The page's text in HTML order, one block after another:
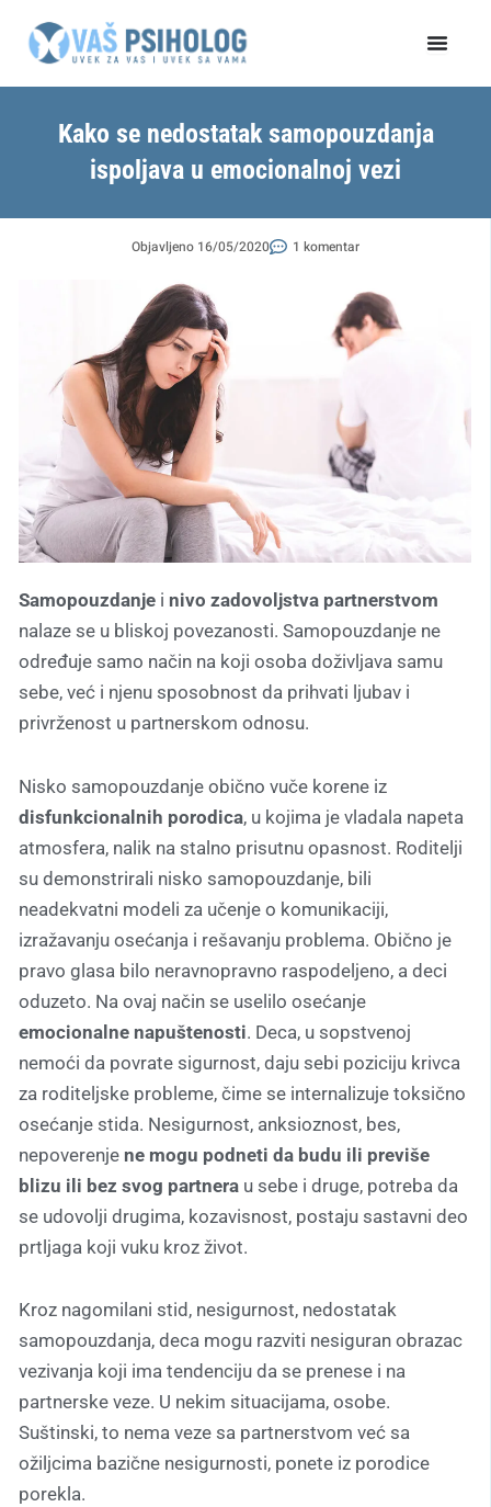
Kako se nedostatak samopouzdanja
ispoljava u emocionalnoj vezi
Objavljeno 16/05/2020 1 komentar
Samopouzdanje i nivo zadovoljstva partnerstvom
nalaze se u bliskoj povezanosti. Samopouzdanje ne
određuje samo način na koji osoba doživljava samu
sebe, već i njenu sposobnost da prihvati ljubav i
privrženost u partnerskom odnosu.
Nisko samopouzdanje obično vuče korene iz
disfunkcionalnih porodica, u kojima je vladala napeta
atmosfera, nalik na stalno prisutnu opasnost. Roditelji
su demonstrirali nisko samopouzdanje, bili
neadekvatni modeli za učenje o komunikaciji,
izražavanju osećanja i rešavanju problema. Obično je
pravo glasa bilo neravnopravno raspodeljeno, a deci
oduzeto. Na ovaj način se uselilo osećanje
emocionalne napuštenosti. Deca, u sopstvenoj
nemoći da povrate sigurnost, daju sebi poziciju krivca
za roditeljske probleme, čime se internalizuje toksično
osećanje stida. Nesigurnost, anksioznost, bes,
nepoverenje ne mogu podneti da budu ili previše
blizu ili bez svog partnera u sebe i druge, potreba da
se udovolji drugima, kozavisnost, postaju sastavni deo
prtljaga koji vuku kroz život.
Kroz nagomilani stid, nesigurnost, nedostatak
samopouzdanja, deca mogu razviti nesiguran obrazac
vezivanja koji ima tendenciju da se prenese i na
partnerske veze. U nekim situacijama, osobe.
Suštinski, to nema veze sa partnerstvom već sa
ožiljcima bazične nesigurnosti, ponete iz porodice
porekla.